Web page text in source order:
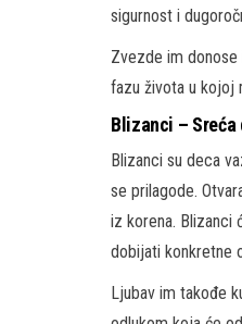
sigurnost i
Zvezde im
fazu života u kojoj
Blizanci –
Blizanci su deca
se prilagode.
iz korena. Blizanci
dobijati konkretne
Ljubav im takođe